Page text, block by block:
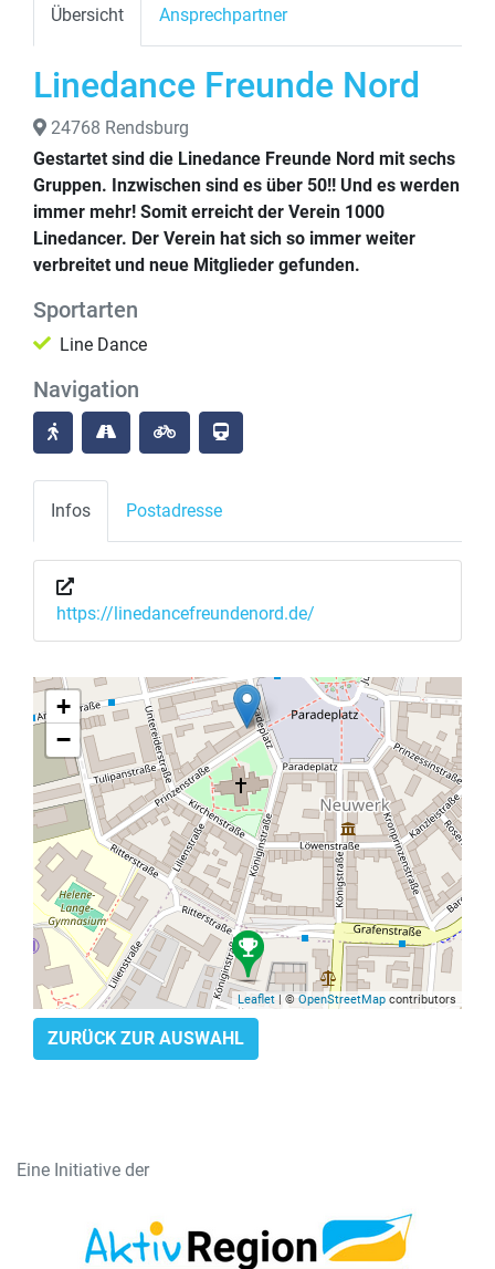
Übersicht Ansprechpartner
Linedance Freunde Nord
24768 Rendsburg
Gestartet sind die Linedance Freunde Nord mit sechs
Gruppen. Inzwischen sind es über 50!! Und es werden
immer mehr! Somit erreicht der Verein 1000
Linedancer. Der Verein hat sich so immer weiter
verbreitet und neue Mitglieder gefunden.
Sportarten
Line Dance
Navigation
Infos Postadresse
https://linedancefreundenord.de/
+
−
Leaflet | © OpenStreetMap contributors
ZURÜCK ZUR AUSWAHL
Eine Initiative der